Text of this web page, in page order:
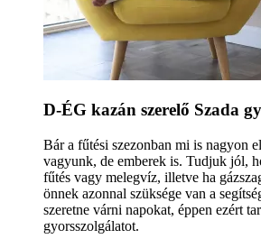
D-ÉG kazán szerelő Szada
Bár a fűtési szezonban mi is nagyon
vagyunk, de emberek is. Tudjuk jól,
fűtés vagy melegvíz, illetve ha
önnek azonnal szüksége van a
szeretne várni napokat, éppen ezért
gyorsszolgálatot.